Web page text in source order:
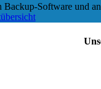
Software und